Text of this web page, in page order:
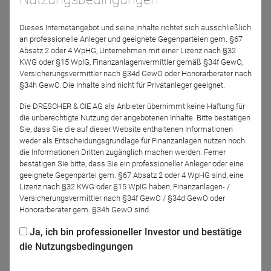
per 30. November 2025 unter den besten 10% seiner
Kategorie platzieren. Aber auch über 3 und 5 Jahre gehört
er zu den Top-Fonds. Dr. Harald Preißler teilt mit Ihnen
seine aktuellen Einschätzungen zu Konjunktur und
Finanzmärkten und was sie für die Allokation des Fonds zu
Beginn des Jahres bedeuten. Frederik Bröker spricht über
die Aktienthemen und Titelauswahl im Fonds. Nutzen Sie
das Webinar, um hinter die Kulissen eines der besten Multi-
Asset-Fonds zu blicken!
Jetzt für das Partner-Webinar anmelden
Zurück
Dieses Internetangebot und seine Inhalte richtet sich ausschließlich
an professionelle Anleger und geeignete Gegenparteien gem. §67
Absatz 2 oder 4 WpHG, Unternehmen mit einer Lizenz nach §32
KWG oder §15 WplG, Finanzanlagenvermittler gemäß §34f GewO,
Versicherungsvermittler nach §34d GewO oder Honorarberater nach
§34h GewO. Die Inhalte sind nicht für Privatanleger geeignet.
Die DRESCHER & CIE AG als Anbieter übernimmt keine Haftung für
die unberechtigte Nutzung der angebotenen Inhalte. Bitte bestätigen
Sie, dass Sie die auf dieser Website enthaltenen Informationen
weder als Entscheidungsgrundlage für Finanzanlagen nutzen noch
die Informationen Dritten zugänglich machen werden. Ferner
bestätigen Sie bitte, dass Sie ein professioneller Anleger oder eine
geeignete Gegenpartei gem. §67 Absatz 2 oder 4 WpHG sind, eine
Lizenz nach §32 KWG oder §15 WpIG haben, Finanzanlagen- /
Versicherungsvermittler nach §34f GewO / §34d GewO oder
Honorarberater gem. §34h GewO sind.
Ja, ich bin professioneller Investor und bestätige
die Nutzungsbedingungen